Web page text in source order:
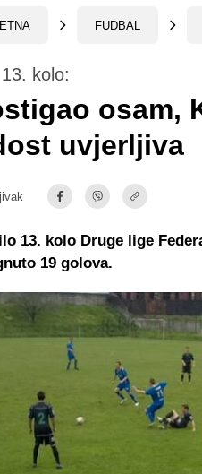
FUDBAL
kolo:
osam,
uvjerljiva
13. kolo Druge lige
19 golova.